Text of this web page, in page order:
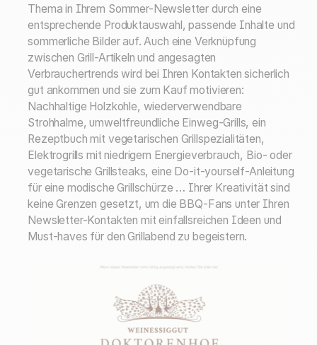
Thema in Ihrem Sommer-Newsletter durch eine
entsprechende Produktauswahl, passende Inhalte und
sommerliche Bilder auf. Auch eine Verknüpfung
zwischen Grill-Artikeln und angesagten
Verbrauchertrends wird bei Ihren Kontakten sicherlich
gut ankommen und sie zum Kauf motivieren:
Nachhaltige Holzkohle, wiederverwendbare
Strohhalme, umweltfreundliche Einweg-Grills, ein
Rezeptbuch mit vegetarischen Grillspezialitäten,
Elektrogrills mit niedrigem Energieverbrauch, Bio- oder
vegetarische Grillsteaks, eine Do-it-yourself-Anleitung
für eine modische Grillschürze … Ihrer Kreativität sind
keine Grenzen gesetzt, um die BBQ-Fans unter Ihren
Newsletter-Kontakten mit einfallsreichen Ideen und
Must-haves für den Grillabend zu begeistern.